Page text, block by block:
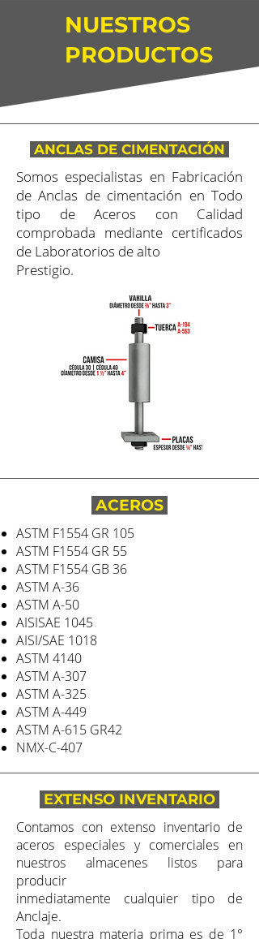
NUESTROS
PRODUCTOS
ANCLAS DE CIMENTACIÓN
Somos especialistas en Fabricación
de Anclas de cimentación en Todo
tipo de Aceros con Calidad
comprobada mediante certificados
de Laboratorios de alto
Prestigio.
ACEROS
ASTM F1554 GR 105
ASTM F1554 GR 55
ASTM F1554 GB 36
ASTM A-36
ASTM A-50
AISISAE 1045
AISI/SAE 1018
ASTM 4140
ASTM A-307
ASTM A-325
ASTM A-449
ASTM A-615 GR42
NMX-C-407
EXTENSO INVENTARIO
Contamos con extenso inventario de
aceros especiales y comerciales en
nuestros almacenes listos para
producir
inmediatamente cualquier tipo de
Anclaje.
Toda nuestra materia prima es de 1°